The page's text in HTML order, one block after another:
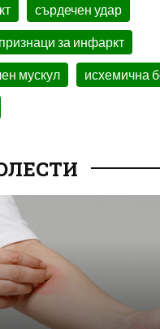
сърдечен удар
за инфаркт
мускул исхемична